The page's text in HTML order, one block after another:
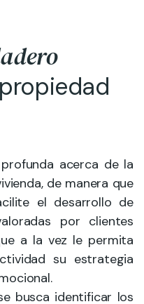
acerca de la
de manera que
el desarrollo de
por clientes
a la vez le permita
su estrategia
busca identificar los